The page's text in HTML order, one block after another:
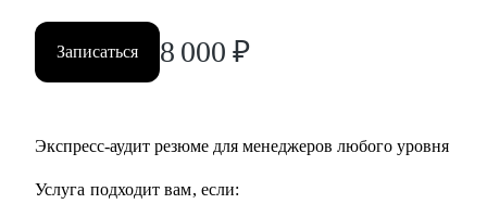
Кому могу помочь:
• Специалистам всех уровней в области, операций,
определиться с дальнейшими шагами.
• Тем, кто только стал руководителем: как работать с
Записаться 8 000 ₽
Экспресс-аудит резюме для менеджеров любого уровня
Услуга подходит вам, если: